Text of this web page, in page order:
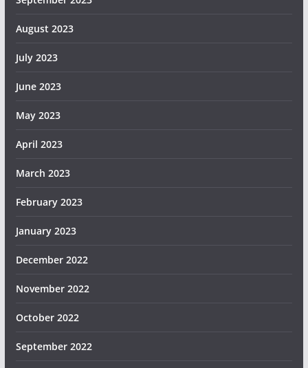
August 2023
July 2023
June 2023
May 2023
April 2023
March 2023
February 2023
January 2023
December 2022
November 2022
October 2022
September 2022